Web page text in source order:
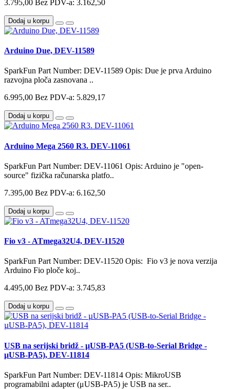
3.795,00 Bez PDV-a: 3.162,50
Dodaj u korpu
Arduino Due, DEV-11589
SparkFun Part Number: DEV-11589 Opis: Due je prva Arduino
razvojna ploča zasnovana ..
6.995,00 Bez PDV-a: 5.829,17
Dodaj u korpu
Arduino Mega 2560 R3. DEV-11061
SparkFun Part Number: DEV-11061 Opis: Arduino je "open-
source" fizička računarska platfo..
7.395,00 Bez PDV-a: 6.162,50
Dodaj u korpu
Fio v3 - ATmega32U4, DEV-11520
SparkFun Part Number: DEV-11520 Opis: Fio v3 je nova verzija
Arduino Fio ploče koj..
4.495,00 Bez PDV-a: 3.745,83
Dodaj u korpu
USB na serijski bridž - µUSB-PA5 (USB-to-Serial Bridge -
µUSB-PA5), DEV-11814
SparkFun Part Number: DEV-11814 Opis: MikroUSB
programabilni adapter (μUSB-PA5) je USB na ser..